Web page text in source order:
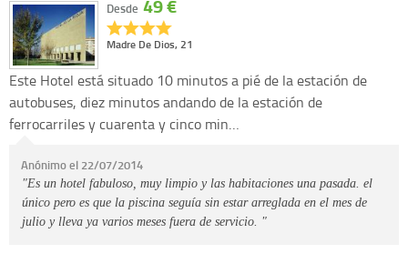
Madre De Dios, 21
Desde 49 €
Este Hotel está situado 10 minutos a pié de la estación de
autobuses, diez minutos andando de la estación de
ferrocarriles y cuarenta y cinco min…
Anónimo el 22/07/2014
"Es un hotel fabuloso, muy limpio y las habitaciones una pasada. el
único pero es que la piscina seguía sin estar arreglada en el mes de
julio y lleva ya varios meses fuera de servicio. "